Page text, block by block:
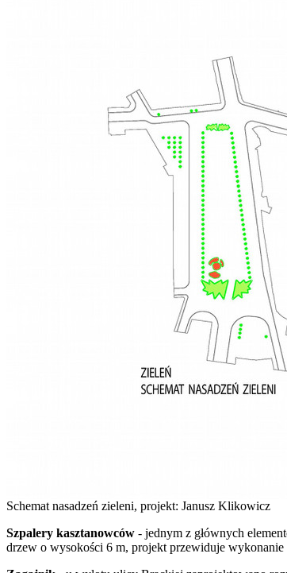
Schemat nasadzeń zieleni, projekt: Janusz Klikowicz
Szpalery kasztanowców - jednym z głównych
drzew o wysokości 6 m, projekt przewiduje wykonanie